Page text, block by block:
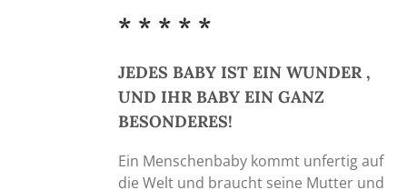
gewählt
* * * * *
JEDES BABY IST EIN WUNDER ,
UND IHR BABY EIN GANZ
BESONDERES!
Ein Menschenbaby kommt unfertig auf
die Welt und braucht seine Mutter und